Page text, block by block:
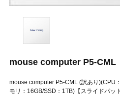
mouse computer P5-CML
mouse computer P5-CML (訳あり)(CPU
モリ：16GB/SSD：1TB)【スライドパッ